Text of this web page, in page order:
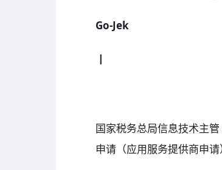
Go-Jek
丨
国家税务总局信息技术主
申请（应用服务提供商申